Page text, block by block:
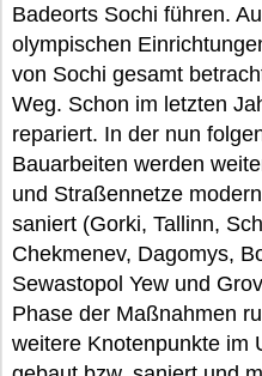
Badeorts Sochi führen.
olympischen
von Sochi gesamt
Weg. Schon im letzten
repariert. In der nun
Bauarbeiten werden
und Straßennetze
saniert (Gorki, Tallinn,
Chekmenev, Dagomys,
Sewastopol Yew und
Phase der Maßnahmen
weitere Knotenpunkte im